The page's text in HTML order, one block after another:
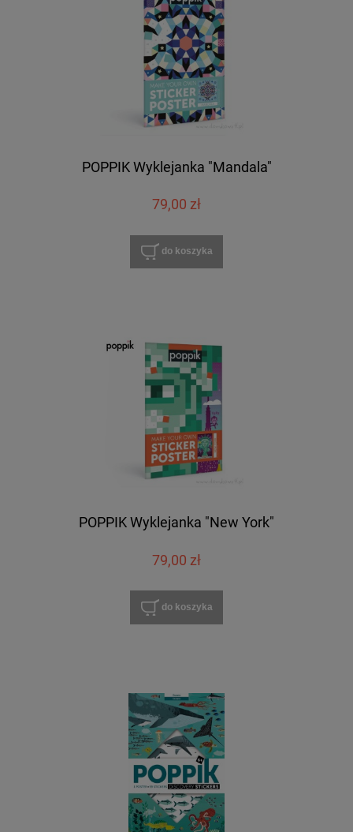
POPPIK Wyklejanka "Mandala"
79,00 zł
do koszyka
POPPIK Wyklejanka "New York"
79,00 zł
do koszyka